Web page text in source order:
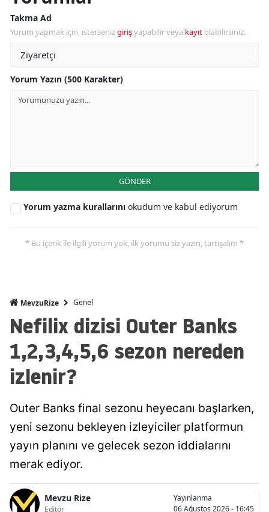
Takma Ad
Yorum yapmak için, istersenizgirişyapabilir veya kayıt olabilirsiniz.
Yorum Yazın (500 Karakter)
GÖNDER
Yorum yazma kurallarını okudum ve kabul ediyorum
* Bu içerik ile ilgili yorum yok, ilk yorumu siz yazın, tartışalım *
MevzuRize Genel
Nefilix dizisi Outer Banks
1,2,3,4,5,6 sezon nereden
izlenir?
Outer Banks final sezonu heyecanı başlarken,
yeni sezonu bekleyen izleyiciler platformun
yayın planını ve gelecek sezon iddialarını
merak ediyor.
Mevzu Rize
Editör
Yayınlanma
06 Ağustos 2026 - 16:45